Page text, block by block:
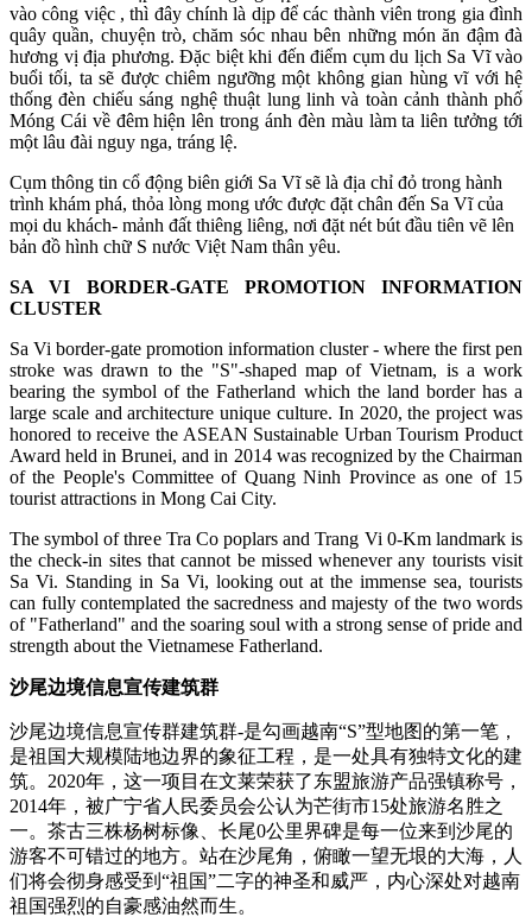
vào công việc , thì đây chính là dịp để các thành viên trong gia đình
quây quần, chuyện trò, chăm sóc nhau bên những món ăn đậm đà
hương vị địa phương. Đặc biệt khi đến điểm cụm du lịch Sa Vĩ vào
buổi tối, ta sẽ được chiêm ngưỡng một không gian hùng vĩ với hệ
thống đèn chiếu sáng nghệ thuật lung linh và toàn cảnh thành phố
Móng Cái về đêm hiện lên trong ánh đèn màu làm ta liên tưởng tới
một lâu đài nguy nga, tráng lệ.
Cụm thông tin cổ động biên giới Sa Vĩ sẽ là địa chỉ đỏ trong hành
trình khám phá, thỏa lòng mong ước được đặt chân đến Sa Vĩ của
mọi du khách- mảnh đất thiêng liêng, nơi đặt nét bút đầu tiên vẽ lên
bản đồ hình chữ S nước Việt Nam thân yêu.
SA VI BORDER-GATE PROMOTION INFORMATION
CLUSTER
Sa Vi border-gate promotion information cluster - where the first pen
stroke was drawn to the "S"-shaped map of Vietnam, is a work
bearing the symbol of the Fatherland which the land border has a
large scale and architecture unique culture. In 2020, the project was
honored to receive the ASEAN Sustainable Urban Tourism Product
Award held in Brunei, and in 2014 was recognized by the Chairman
of the People's Committee of Quang Ninh Province as one of 15
tourist attractions in Mong Cai City.
The symbol of three Tra Co poplars and Trang Vi 0-Km landmark is
the check-in sites that cannot be missed whenever any tourists visit
Sa Vi. Standing in Sa Vi, looking out at the immense sea, tourists
can fully contemplated the sacredness and majesty of the two words
of "Fatherland" and the soaring soul with a strong sense of pride and
strength about the Vietnamese Fatherland.
沙尾边境信息宣传建筑群
沙尾边境信息宣传群建筑群-是勾画越南“S”型地图的第一笔，
是祖国大规模陆地边界的象征工程，是一处具有独特文化的建
筑。2020年，这一项目在文莱荣获了东盟旅游产品强镇称号，
2014年，被广宁省人民委员会公认为芒街市15处旅游名胜之
一。茶古三株杨树标像、长尾0公里界碑是每一位来到沙尾的
游客不可错过的地方。站在沙尾角，俯瞰一望无垠的大海，人
们将会彻身感受到“祖国”二字的神圣和威严，内心深处对越南
祖国强烈的自豪感油然而生。